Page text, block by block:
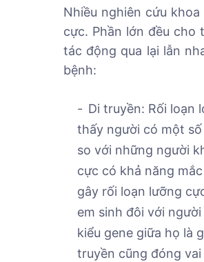
Nhiều nghiên cứu
cực. Phần lớn đều cho
tác động qua lại lẫn
bệnh:
Di truyền: Rối loạn
thấy người có một
so với những người
cực có khả năng
gây rối loạn lưỡng
em sinh đôi với
kiểu gene giữa họ là
truyền cũng đóng